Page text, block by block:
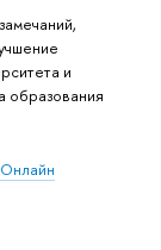
и
образования